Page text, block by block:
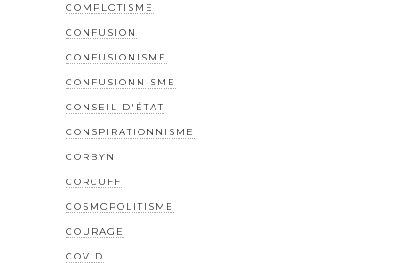
COMPLOTISME
CONFUSION
CONFUSIONISME
CONFUSIONNISME
CONSEIL D'ÉTAT
CONSPIRATIONNISME
CORBYN
CORCUFF
COSMOPOLITISME
COURAGE
COVID